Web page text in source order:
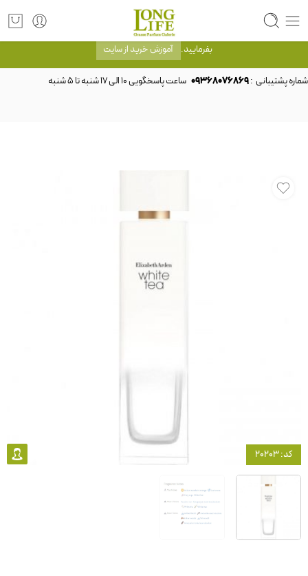
توجه! برند لانگ لایف رایحه های معروف را با شیشه و بسته بندی خود شرکت لانگ لایف
عرضه می کند.که با انتخاب حجم هر ادکلنی می توانید شیشه و بسته بندی را ملاحظه
بفرمایید. آموزش خرید از سایت
شماره پشتیبانی :09368076869
کد: 20203